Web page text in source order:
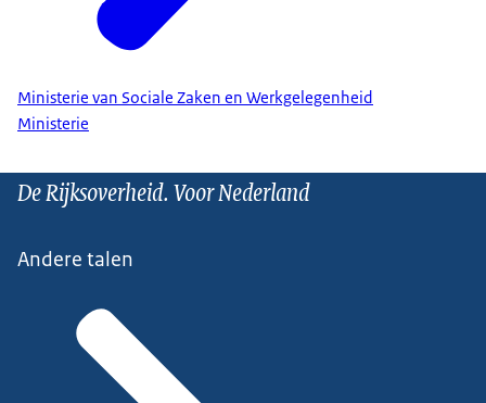
Ministerie van Sociale Zaken en Werkgelegenheid
Ministerie
De Rijksoverheid. Voor Nederland
Andere talen